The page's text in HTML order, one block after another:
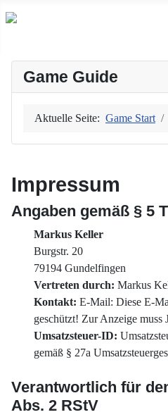
Game Guide
Aktuelle Seite: Game Start
Impressum
Angaben gemäß § 5
Markus Keller
Burgstr. 20
79194 Gundelfingen
Vertreten durch: Markus
Kontakt: E-Mail: Diese E-
geschützt! Zur Anzeige muss
Umsatzsteuer-ID:
gemäß § 27a
Verantwortlich für
Abs. 2 RStV